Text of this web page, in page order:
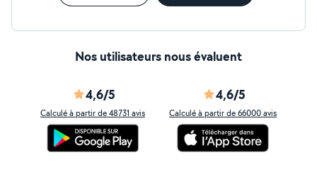
Nos utilisateurs nous évaluent
4,6/5
Calculé à partir de 48731 avis
4,6/5
Calculé à partir de 66000 avis